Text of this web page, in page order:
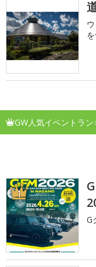
GW人気イベントラン
1
G